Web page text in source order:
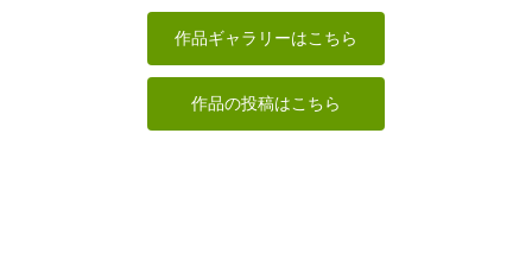
ずっと一緒
魔の匙
作品ギャラリーはこちら
作品の投稿はこちら